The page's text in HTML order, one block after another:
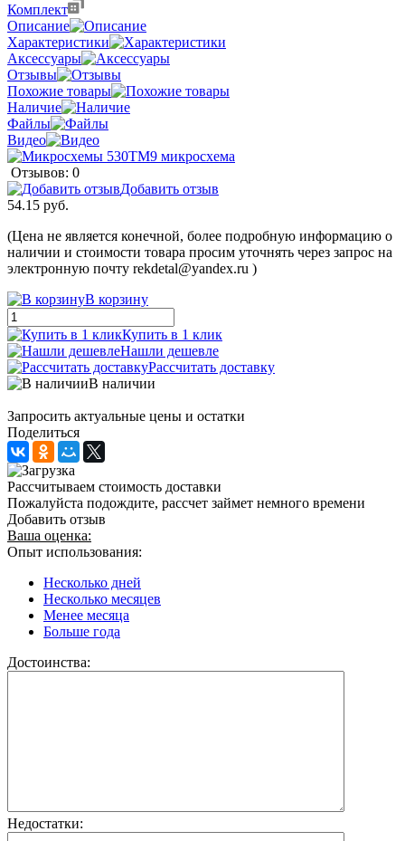
Комплект
Описание
Характеристики
Аксессуары
Отзывы
Похожие товары
Наличие
Файлы
Видео
Отзывов: 0
Добавить отзыв
54.15 руб.
(Цена не является конечной, более подробную информацию о
наличии и стоимости товара просим уточнять через запрос на
электронную почту rekdetal@yandex.ru )
В корзину
Купить в 1 клик
Нашли дешевле
Рассчитать доставку
В наличии
Запросить актуальные цены и остатки
Поделиться
Рассчитываем стоимость доставки
Пожалуйста подождите, рассчет займет немного времени
Добавить отзыв
Ваша оценка:
Опыт использования:
Несколько дней
Несколько месяцев
Менее месяца
Больше года
Достоинства:
Недостатки: